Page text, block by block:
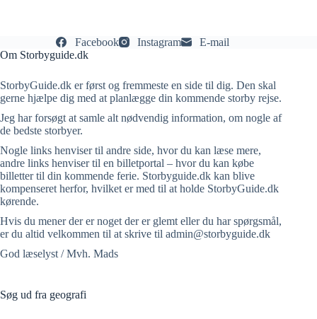
Facebook Instagram
E-mail
Om Storbyguide.dk
StorbyGuide.dk er først og fremmeste en side til dig. Den skal
gerne hjælpe dig med at planlægge din kommende storby rejse.
Jeg har forsøgt at samle alt nødvendig information, om nogle af
de bedste storbyer.
Nogle links henviser til andre side, hvor du kan læse mere,
andre links henviser til en billetportal – hvor du kan købe
billetter til din kommende ferie. Storbyguide.dk kan blive
kompenseret herfor, hvilket er med til at holde StorbyGuide.dk
kørende.
Hvis du mener der er noget der er glemt eller du har spørgsmål,
er du altid velkommen til at skrive til admin@storbyguide.dk
God læselyst / Mvh. Mads
Søg ud fra geografi